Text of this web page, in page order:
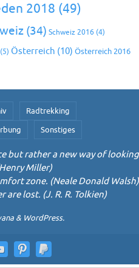
2018 (49)
(34) Schweiz 2016 (4)
(5) Österreich (10) Österreich 2016
Radtrekking
Sonstiges
but rather a new way of looking
Miller)
zone. (Neale Donald Walsh)
lost. (J. R. R. Tolkien)
& WordPress.